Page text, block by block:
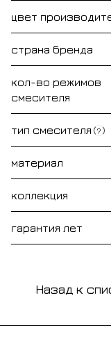
цвет
страна бренда
кол-во режимов
смесителя
тип смесителя ?
материал
коллекция
гарантия лет
Назад к